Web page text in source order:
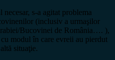
necesar, s-a agitat problema
(inclusiv a urmaşilor
Bucovinei de România…. ),
modul în care evreii au pierdut
situaţie.